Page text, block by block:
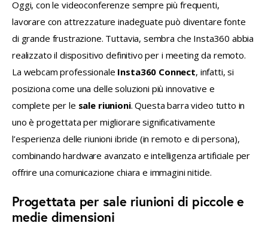
Oggi, con le videoconferenze sempre più frequenti,
lavorare con attrezzature inadeguate può diventare fonte
di grande frustrazione. Tuttavia, sembra che Insta360 abbia
realizzato il dispositivo definitivo per i meeting da remoto.
La webcam professionale Insta360 Connect, infatti, si
posiziona come una delle soluzioni più innovative e
complete per le sale riunioni. Questa barra video tutto in
uno è progettata per migliorare significativamente
l’esperienza delle riunioni ibride (in remoto e di persona),
combinando hardware avanzato e intelligenza artificiale per
offrire una comunicazione chiara e immagini nitide.
Progettata per sale riunioni di piccole e
medie dimensioni